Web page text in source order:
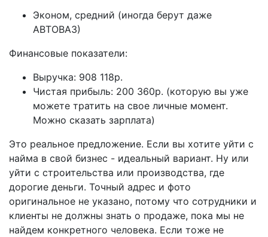
Эконом, средний (иногда берут даже
АВТОВАЗ)
Финансовые показатели:
Выручка: 908 118р.
Чистая прибыль: 200 360р. (которую вы уже
можете тратить на свое личные момент.
Можно сказать зарплата)
Это реальное предложение. Если вы хотите уйти с
найма в свой бизнес - идеальный вариант. Ну или
уйти с строительства или производства, где
дорогие деньги. Точный адрес и фото
оригинальное не указано, потому что сотрудники и
клиенты не должны знать о продаже, пока мы не
найдем конкретного человека. Если тоже не